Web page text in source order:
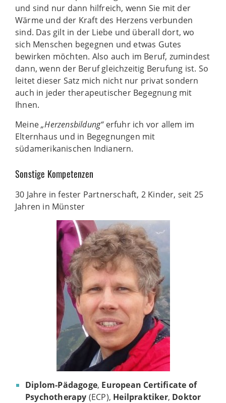
und sind nur dann hilfreich, wenn Sie mit der
Wärme und der Kraft des Herzens verbunden
sind. Das gilt in der Liebe und überall dort, wo
sich Menschen begegnen und etwas Gutes
bewirken möchten. Also auch im Beruf, zumindest
dann, wenn der Beruf gleichzeitig Berufung ist. So
leitet dieser Satz mich nicht nur privat sondern
auch in jeder therapeutischer Begegnung mit
Ihnen.
Meine„Herzensbildung“erfuhr ich vor allem im
Elternhaus und in Begegnungen mit
südamerikanischen Indianern.
Sonstige Kompetenzen
30 Jahre in fester Partnerschaft, 2 Kinder, seit 25
Jahren in Münster
Diplom-Pädagoge, European Certificate of
Psychotherapy (ECP), Heilpraktiker, Doktor